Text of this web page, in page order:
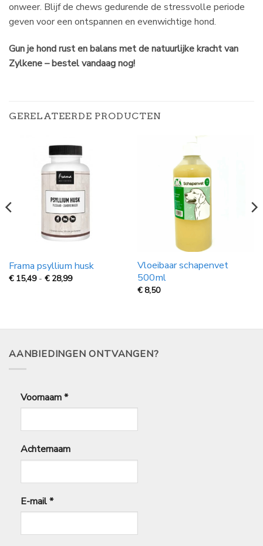
onweer. Blijf de chews gedurende de stressvolle periode
geven voor een ontspannen en evenwichtige hond.
Gun je hond rust en balans met de natuurlijke kracht van
Zylkene – bestel vandaag nog!
GERELATEERDE PRODUCTEN
Frama psyllium husk
€ 15,49 - € 28,99Prijsklasse:
Vloeibaar schapenvet
500ml
€8,50
AANBIEDINGEN ONTVANGEN?
Voornaam*
Achternaam
E-mail*